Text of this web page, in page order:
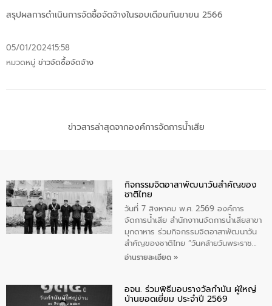
สรุปผลการดำเนินการจัดซื้อจัดจ้างในรอบเดือนกันยายน 2566
05/01/202415:58
หมวดหมู่ ข่าวจัดซื้อจัดจ้าง
ข่าวสารล่าสุดจากองค์การจัดการน้ำเสีย
กิจกรรมจิตอาสาพัฒนาวันสําคัญของ
ชาติไทย
วันที่ 7 สิงหาคม พ.ศ. 2569 องค์การ
จัดการน้ำเสีย สำนักงาานจัดการน้ำเสียสาขา
มุกดาหาร ร่วมกิจกรรมจิตอาสาพัฒนาวัน
สําคัญของชาติไทย “วันคล้ายวันพระราช
สมภพ สมเด็จพระนางเจ้าสิริกิติ์พระบรม
ทิพย์คำ รองผู้ว่าราชการจังหวัดมุกดาหาร
เป็นประธานในพิธี ณ เรือนจําชั่วคราวนาโสก
อ่านรายละเอียด »
อจน. ร่วมพิธีมอบรางวัลกำนัน ผู้ใหญ่
บ้านยอดเยี่ยม ประจำปี 2569